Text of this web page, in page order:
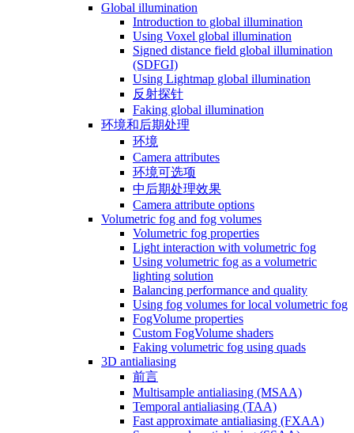
Global illumination
Introduction to global illumination
Using Voxel global illumination
Signed distance field global illumination
(SDFGI)
Using Lightmap global illumination
反射探针
Faking global illumination
环境和后期处理
环境
Camera attributes
环境可选项
中后期处理效果
Camera attribute options
Volumetric fog and fog volumes
Volumetric fog properties
Light interaction with volumetric fog
Using volumetric fog as a volumetric
lighting solution
Balancing performance and quality
Using fog volumes for local volumetric fog
FogVolume properties
Custom FogVolume shaders
Faking volumetric fog using quads
3D antialiasing
前言
Multisample antialiasing (MSAA)
Temporal antialiasing (TAA)
Fast approximate antialiasing (FXAA)